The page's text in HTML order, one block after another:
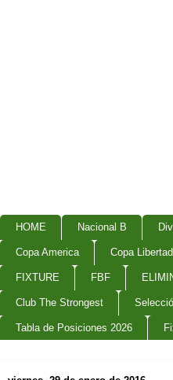
HOME Nacional B
Copa America Copa
FIXTURE FBF
Club The Strongest
Tabla de Posiciones 2026